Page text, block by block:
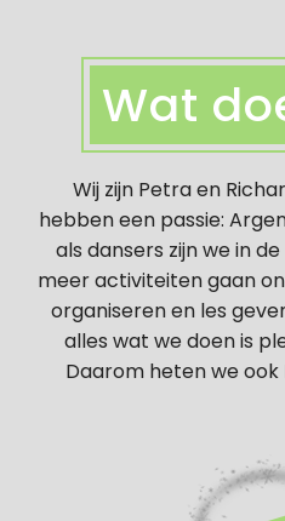
Wat
Wij zijn Petra en
hebben een passie:
als dansers zijn we in
meer activiteiten gaan
organiseren en les
alles wat we doen is
Daarom heten we ook